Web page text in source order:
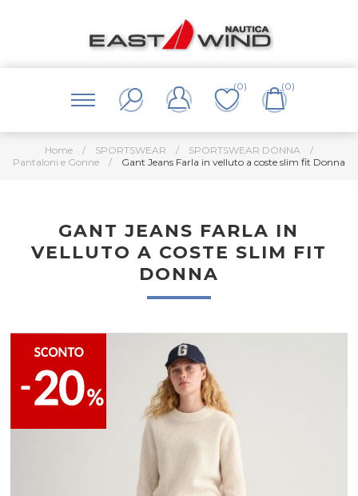
(0) (0)
Home / SPORTSWEAR / SPORTSWEAR DONNA
/
Pantaloni e Gonne
/ Gant Jeans Farla in velluto a coste slim fit Donna
GANT JEANS FARLA IN
VELLUTO A COSTE SLIM FIT
DONNA